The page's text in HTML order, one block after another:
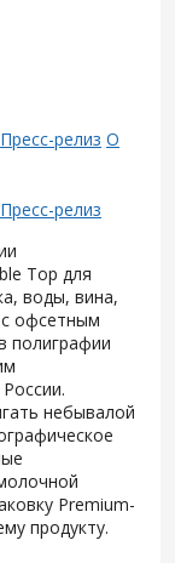
Пресс-релиз О
Пресс-релиз
Top для
воды, вина,
офсетным
полиграфии
небывалой
Premium-
продукту.